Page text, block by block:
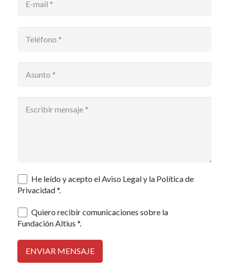
He leído y acepto el Aviso Legal y la Política de
Privacidad *.
Quiero recibir comunicaciones sobre la
Fundación Altius *.